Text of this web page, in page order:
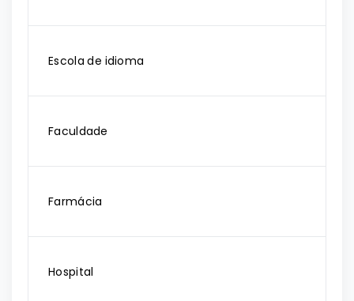
Escola de idioma
Faculdade
Farmácia
Hospital